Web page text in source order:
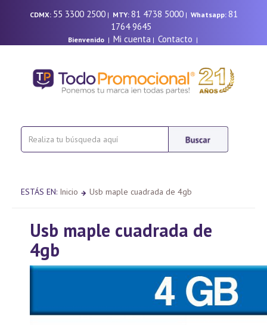
CDMX: 55 3300 2500| MTY: 81 4738 5000| Whatsapp: 81
1764 9645
Bienvenido| Mi cuenta | Contacto |
ESTÁS EN: Inicio Usb maple cuadrada de 4gb
Usb maple cuadrada de
4gb